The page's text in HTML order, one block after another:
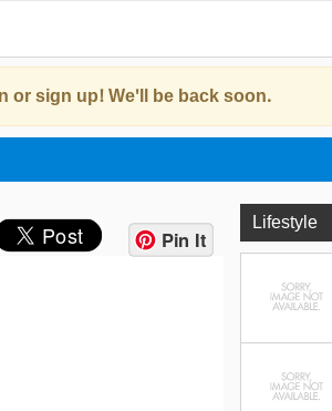
or sign up! We'll be back soon.
Pin It
Lifestyle